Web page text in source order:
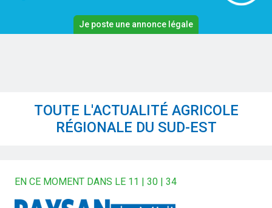
Je poste une annonce légale
TOUTE L'ACTUALITÉ AGRICOLE
RÉGIONALE DU SUD-EST
EN CE MOMENT DANS LE 11 | 30 | 34